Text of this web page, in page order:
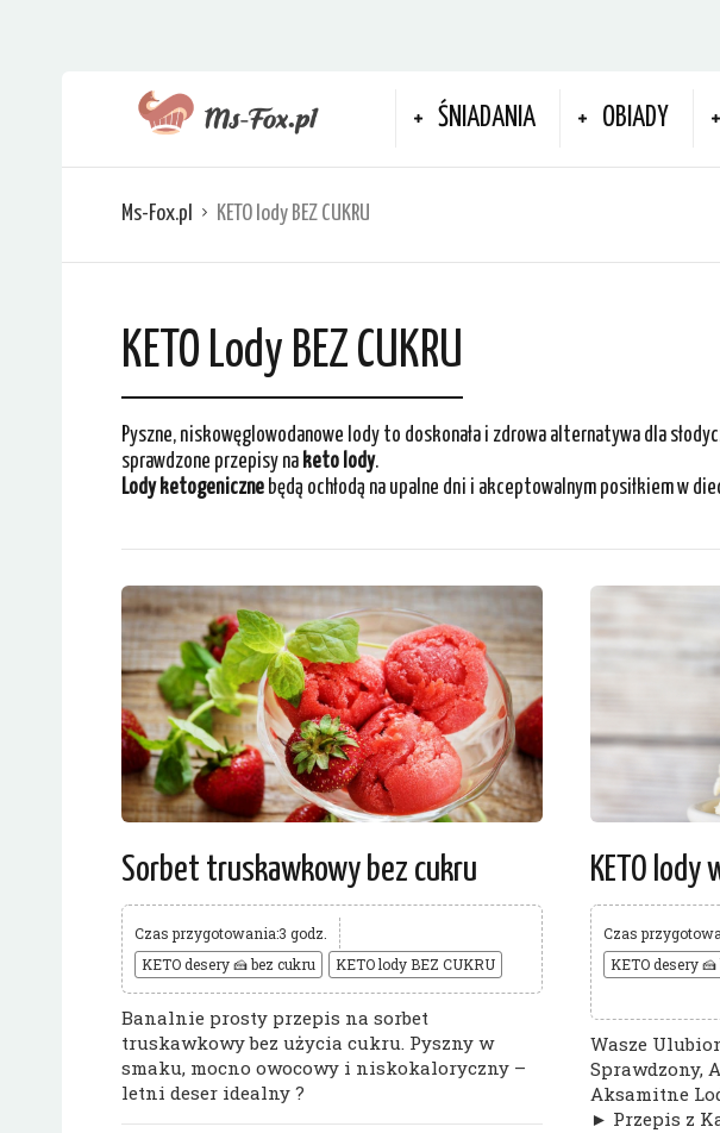
ŚNIADANIA OBIADY
Ms-Fox.pl KETO lody BEZ CUKRU
KETO Lody BEZ CUKRU
Pyszne, niskowęglowodanowe lody to doskonała i zdrowa alternatywa dla
sprawdzone przepisy na keto lody.
Lody ketogeniczne będą ochłodą na upalne dni i akceptowalnym posiłkiem w
Sorbet truskawkowy bez cukru
Czas przygotowania:3 godz.
KETO desery 🍰 bez cukru
KETO lody BEZ CUKRU
Banalnie prosty przepis na sorbet
truskawkowy bez użycia cukru. Pyszny w
smaku, mocno owocowy i niskokaloryczny –
letni deser idealny ?
KETO
Czas
KETO desery
Wasze
Sprawdzony,
Aksamitne
► Przepis z